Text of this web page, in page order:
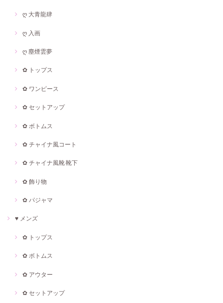
ღ 大青龍肆
ღ 入画
ღ 塵煙雲夢
✿ トップス
✿ ワンピース
✿ セットアップ
✿ ボトムス
✿ チャイナ風コート
✿ チャイナ風靴·靴下
✿ 飾り物
✿ パジャマ
♥ メンズ
✿ トップス
✿ ボトムス
✿ アウター
✿ セットアップ